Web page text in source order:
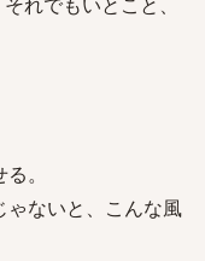
。
ゃないと、こんな風